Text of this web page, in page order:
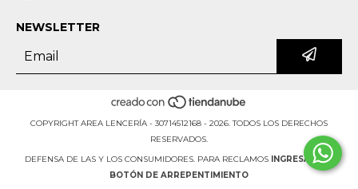
NEWSLETTER
COPYRIGHT AREA LENCERÍA - 30714512168 - 2026. TODOS LOS DERECHOS
RESERVADOS.
DEFENSA DE LAS Y LOS CONSUMIDORES. PARA RECLAMOS INGRESÁ ACÁ.
BOTÓN DE ARREPENTIMIENTO